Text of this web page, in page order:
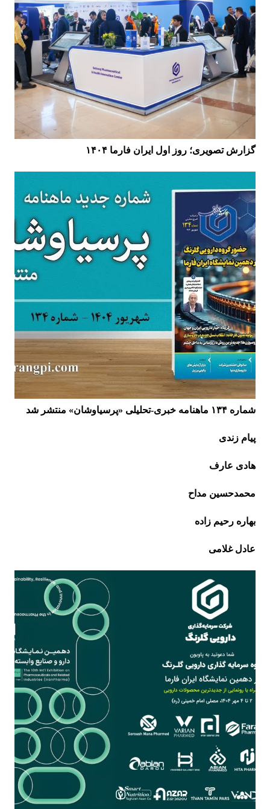
گزارش تصویری؛ روز اول ایران فارما ۱۴۰۴
شماره ۱۳۴ ماهنامه خبری-تحلیلی «پرسیاوشان» منتشر شد
پیام زندی
هادی عارف
محمدحسین مداح
بهاره رحیم زاده
عادل غلامی